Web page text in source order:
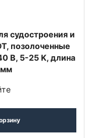
судостроения и
позолоченные
В, 5-25 K, длина
мм